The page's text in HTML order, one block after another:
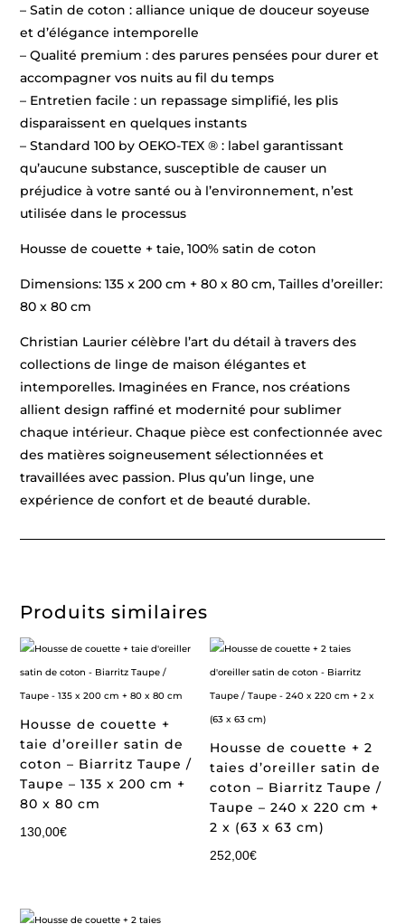
– Satin de coton : alliance unique de douceur soyeuse
et d’élégance intemporelle
– Qualité premium : des parures pensées pour durer et
accompagner vos nuits au fil du temps
– Entretien facile : un repassage simplifié, les plis
disparaissent en quelques instants
– Standard 100 by OEKO-TEX ® : label garantissant
qu’aucune substance, susceptible de causer un
préjudice à votre santé ou à l’environnement, n’est
utilisée dans le processus
Housse de couette + taie, 100% satin de coton
Dimensions: 135 x 200 cm + 80 x 80 cm, Tailles d’oreiller:
80 x 80 cm
Christian Laurier célèbre l’art du détail à travers des
collections de linge de maison élégantes et
intemporelles. Imaginées en France, nos créations
allient design raffiné et modernité pour sublimer
chaque intérieur. Chaque pièce est confectionnée avec
des matières soigneusement sélectionnées et
travaillées avec passion. Plus qu’un linge, une
expérience de confort et de beauté durable.
Produits similaires
Housse de couette +
taie d’oreiller satin de
coton – Biarritz Taupe /
Taupe – 135 x 200 cm +
80 x 80 cm
130,00€
Housse de couette + 2
taies d’oreiller satin de
coton – Biarritz Taupe /
Taupe – 240 x 220 cm +
2 x (63 x 63 cm)
252,00€